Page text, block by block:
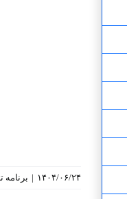
۱۴۰۴/۰۶/۲۴ | برنامه‌